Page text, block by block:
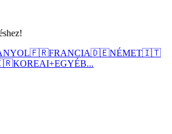
🇫🇷FRANCIA🇩🇪NÉMET🇮🇹
KOREAI+EGYÉB...